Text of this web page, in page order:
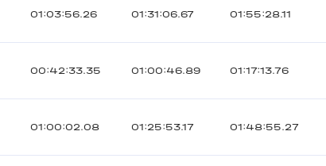
01:03:56.26 01:31:06.67 01:55:28.11
00:42:33.35 01:00:46.89 01:17:13.76
01:00:02.08 01:25:53.17 01:48:55.27